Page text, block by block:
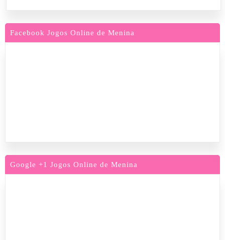
Facebook Jogos Online de Menina
Google +1 Jogos Online de Menina